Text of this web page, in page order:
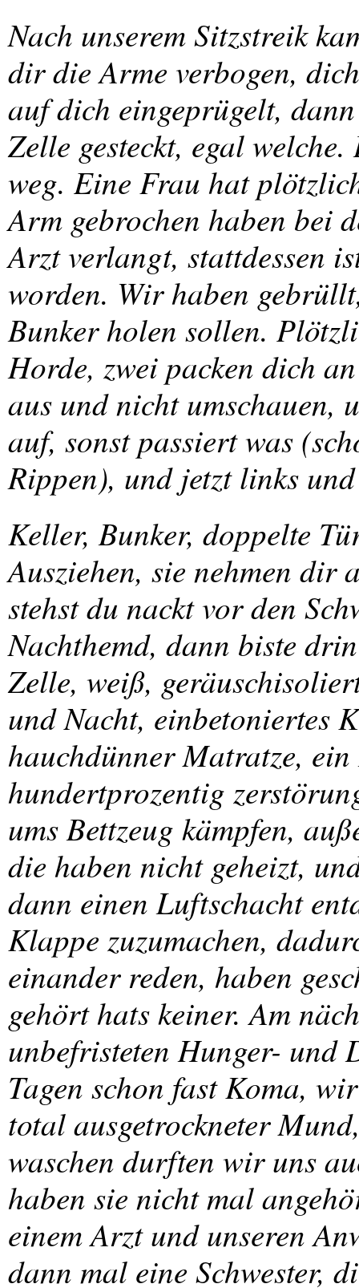
Nach unserem Sitzstreik
dir die Arme verbogen,
auf dich eingeprügelt,
Zelle gesteckt, egal
weg. Eine Frau hat
Arm gebrochen haben bei
Arzt verlangt, stattdessen
worden. Wir haben
Bunker holen sollen.
Horde, zwei packen dich
aus und nicht umschauen,
auf, sonst passiert was
Rippen), und jetzt links
Keller, Bunker, doppelte
Ausziehen, sie nehmen dir
stehst du nackt vor den
Nachthemd, dann biste
Zelle, weiß,
und Nacht, einbetoniertes
hauchdünner Matratze,
hundertprozentig
ums Bettzeug kämpfen,
die haben nicht geheizt,
dann einen Luftschacht
Klappe zuzumachen,
einander reden, haben
gehört hats keiner. Am
unbefristeten Hunger- und
Tagen schon fast Koma,
total ausgetrockneter
waschen durften wir uns
haben sie nicht mal
einem Arzt und unseren
dann mal eine Schwester,